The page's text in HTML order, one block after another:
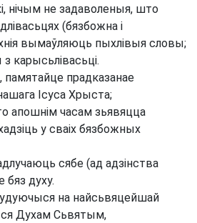
нічым не задаволеныя, што
(бязбожна і
вымаўляюць пыхлівыя словы;
карысьлівасьці.
прадказанае
Ісуса Хрыста;
апошнім часам зьявяцца
у сваіх бязбожных
сябе (ад адзінства
духу.
на найсьвяцейшай
Духам Сьвятым,